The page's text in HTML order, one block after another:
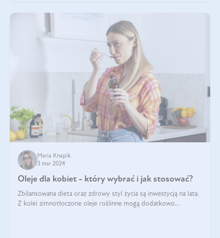
Maria Knapik
3 mar 2024
Oleje dla kobiet - który wybrać i jak stosować?
Zbilansowana dieta oraz zdrowy styl życia są inwestycją na lata.
Z kolei zimnotłoczone oleje roślinne mogą dodatkowo